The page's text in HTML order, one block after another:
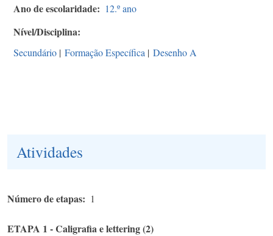
Ano de escolaridade 12.º ano
Nível/Disciplina
Secundário | Formação Específica | Desenho A
Atividades
Número de etapas 1
ETAPA 1 - Caligrafia e lettering (2)